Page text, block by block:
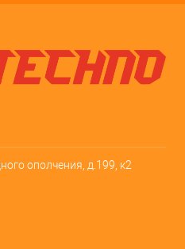
ополчения, д.199, к2